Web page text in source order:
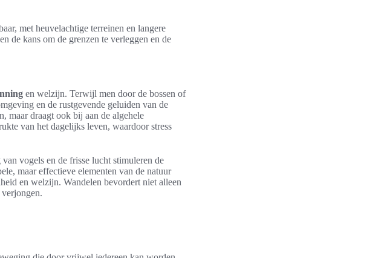
met heuvelachtige terreinen en langere
de kans om de grenzen te verleggen en de
en welzijn. Terwijl men door de bossen of
en de rustgevende geluiden van de
maar draagt ook bij aan de algehele
van het dagelijks leven, waardoor stress
vogels en de frisse lucht stimuleren de
maar effectieve elementen van de natuur
en welzijn. Wandelen bevordert niet alleen